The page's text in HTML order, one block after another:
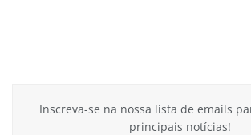
Inscreva-se na nossa lista de emails
principais notícias!